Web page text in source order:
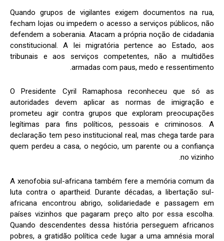
Quando grupos de vigilantes exigem documentos na rua,
fecham lojas ou impedem o acesso a serviços públicos, não
defendem a soberania. Atacam a própria noção de cidadania
constitucional. A lei migratória pertence ao Estado, aos
tribunais e aos serviços competentes, não a multidões
armadas com paus, medo e ressentimento.
O Presidente Cyril Ramaphosa reconheceu que só as
autoridades devem aplicar as normas de imigração e
prometeu agir contra grupos que exploram preocupações
legítimas para fins políticos, pessoais e criminosos. A
declaração tem peso institucional real, mas chega tarde para
quem perdeu a casa, o negócio, um parente ou a confiança
no vizinho.
A xenofobia sul-africana também fere a memória comum da
luta contra o apartheid. Durante décadas, a libertação sul-
africana encontrou abrigo, solidariedade e passagem em
países vizinhos que pagaram preço alto por essa escolha.
Quando descendentes dessa história perseguem africanos
pobres, a gratidão política cede lugar a uma amnésia moral